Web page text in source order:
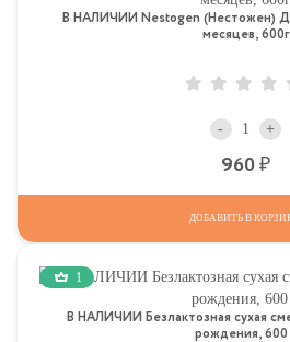
В НАЛИЧИИ Nestogen (Нестожен)
месяцев, 600г
- +
960
ДОБАВИТЬ В
1
В НАЛИЧИИ Безлактозная сухая
рождения, 600